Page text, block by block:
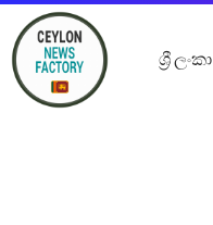
ශ්‍රී ලංකා